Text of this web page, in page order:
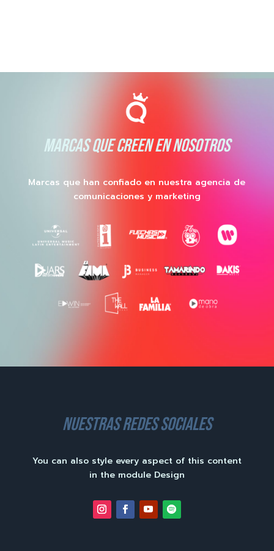
MARCAS QUE CREEN EN NOSOTROS
Marcas que han confiado en nuestra agencia de
comunicaciones y marketing
nuestras redes sociales
You can also style every aspect of this content
in the module Design